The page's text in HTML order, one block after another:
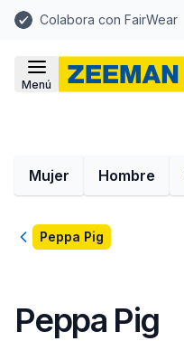
Colabora con FairWear
Menú
Mujer Hombre
VolverPeppa Pig
Peppa Pig